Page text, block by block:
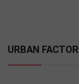
URBAN